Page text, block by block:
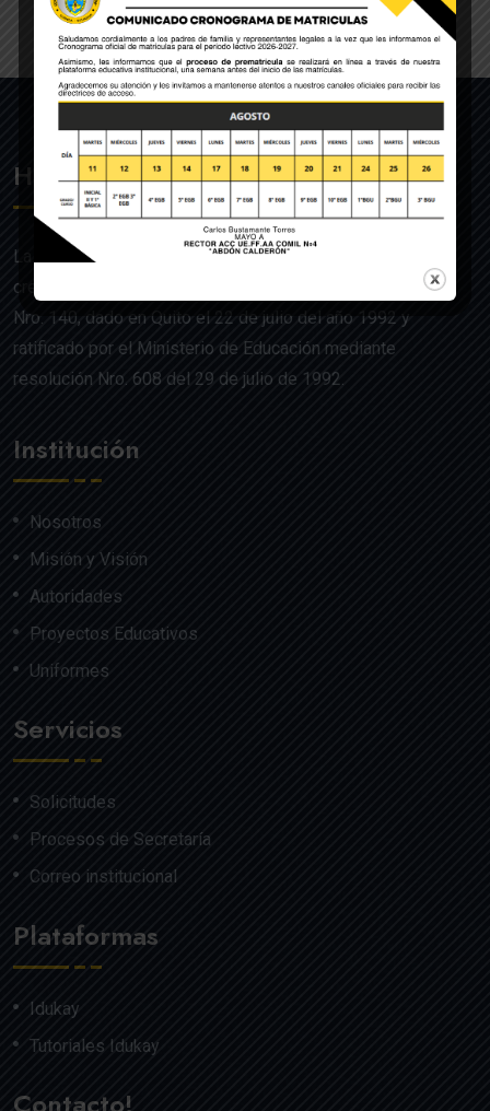
Historia
La UE de FF.AA. Colegio Militar N°4 “Abdón Calderón” fue
creado mediante Acuerdo Ministerial de la Orden General
Nro. 140, dado en Quito el 22 de julio del año 1992 y
ratificado por el Ministerio de Educación mediante
resolución Nro. 608 del 29 de julio de 1992.
Institución
Nosotros
Misión y Visión
Autoridades
Proyectos Educativos
Uniformes
Servicios
Solicitudes
Procesos de Secretaría
Correo institucional
Plataformas
Idukay
Tutoriales Idukay